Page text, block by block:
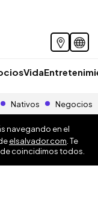
Vida
Nativos Negocios
navegando en el
elsalvador.com . Te
coincidimos todos.